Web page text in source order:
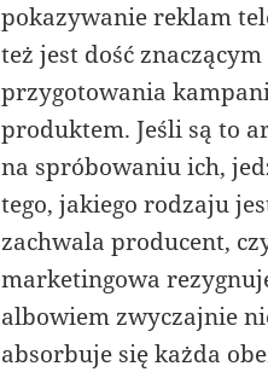
pokazywanie reklam
też jest dość
przygotowania
produktem. Jeśli są to
na spróbowaniu ich,
tego, jakiego rodzaju
zachwala producent,
marketingowa
albowiem zwyczajnie
absorbuje się każda